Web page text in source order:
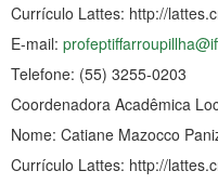
Currículo Lattes: http://
E-mail:
Telefone: (55) 3255-0203
Coordenadora Acadêmica
Nome: Catiane Mazocco
Currículo Lattes: http://